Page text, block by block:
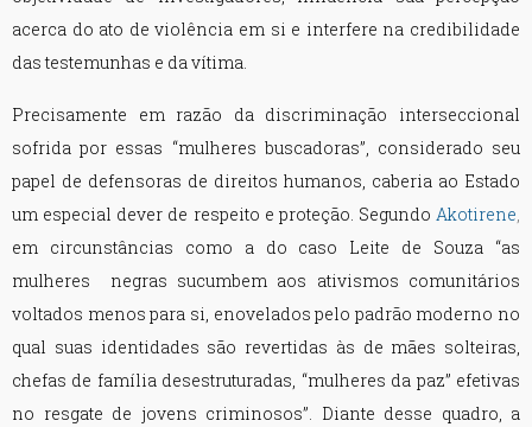
acerca do ato de violência em si e interfere na credibilidade
das testemunhas e da vítima.
Precisamente em razão da discriminação interseccional
sofrida por essas “mulheres buscadoras”, considerado seu
papel de defensoras de direitos humanos, caberia ao Estado
um especial dever de respeito e proteção. Segundo Akotirene,
em circunstâncias como a do caso Leite de Souza “as
mulheres negras sucumbem aos ativismos comunitários
voltados menos para si, enovelados pelo padrão moderno no
qual suas identidades são revertidas às de mães solteiras,
chefas de família desestruturadas, “mulheres da paz” efetivas
no resgate de jovens criminosos”. Diante desse quadro, a